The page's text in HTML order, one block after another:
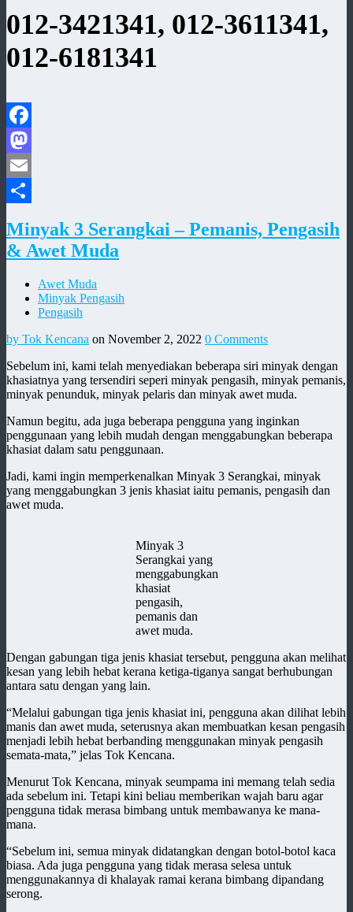
012-3421341, 012-3611341,
012-6181341
Facebook
Mastodon
Email
Minyak 3 Serangkai – Pemanis, Pengasih
& Awet Muda
Awet Muda
Minyak Pengasih
Pengasih
by Tok Kencana on November 2, 2022 0 Comments
Sebelum ini, kami telah menyediakan beberapa siri minyak dengan
khasiatnya yang tersendiri seperi minyak pengasih, minyak pemanis,
minyak penunduk, minyak pelaris dan minyak awet muda.
Namun begitu, ada juga beberapa pengguna yang inginkan
penggunaan yang lebih mudah dengan menggabungkan beberapa
khasiat dalam satu penggunaan.
Jadi, kami ingin memperkenalkan Minyak 3 Serangkai, minyak
yang menggabungkan 3 jenis khasiat iaitu pemanis, pengasih dan
awet muda.
Minyak 3
Serangkai yang
menggabungkan
khasiat
pengasih,
pemanis dan
awet muda.
Dengan gabungan tiga jenis khasiat tersebut, pengguna akan melihat
kesan yang lebih hebat kerana ketiga-tiganya sangat berhubungan
antara satu dengan yang lain.
“Melalui gabungan tiga jenis khasiat ini, pengguna akan dilihat lebih
manis dan awet muda, seterusnya akan membuatkan kesan pengasih
menjadi lebih hebat berbanding menggunakan minyak pengasih
semata-mata,” jelas Tok Kencana.
Menurut Tok Kencana, minyak seumpama ini memang telah sedia
ada sebelum ini. Tetapi kini beliau memberikan wajah baru agar
pengguna tidak merasa bimbang untuk membawanya ke mana-
mana.
“Sebelum ini, semua minyak didatangkan dengan botol-botol kaca
biasa. Ada juga pengguna yang tidak merasa selesa untuk
menggunakannya di khalayak ramai kerana bimbang dipandang
serong.